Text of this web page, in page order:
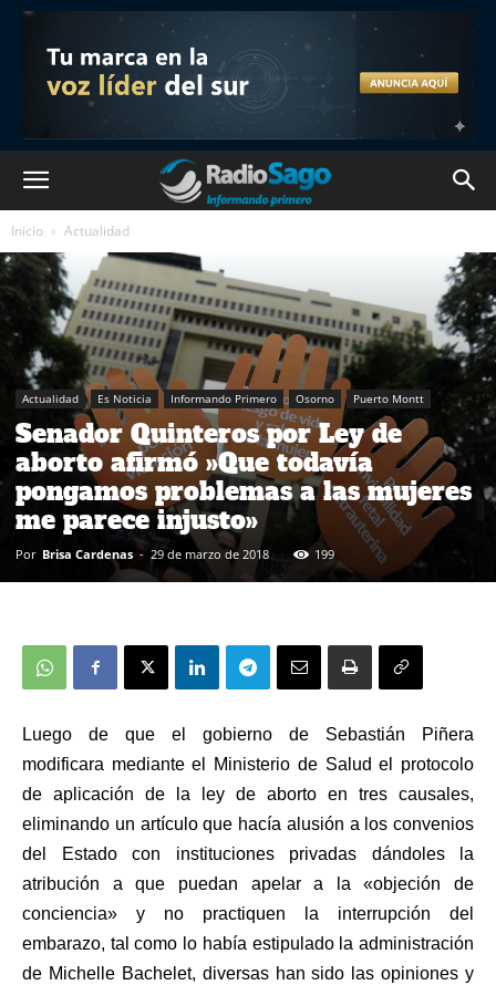
Inicio Actualidad
Actualidad Es Noticia Informando Primero Osorno Puerto Montt
Senador Quinteros por Ley de
aborto afirmó »Que todavía
pongamos problemas a las mujeres
me parece injusto»
Por Brisa Cardenas - 29 de marzo de 2018 199
Luego de que el gobierno de Sebastián Piñera
modificara mediante el Ministerio de Saludel protocolo
de aplicación de la
ley de aborto en tres causales,
eliminando un artículo que hacía alusión a los convenios
del Estado con instituciones privadas dándoles la
atribución a que puedan apelar a la «objeción de
conciencia» y no practiquen la interrupción del
embarazo, tal como lo había estipulado la administración
de Michelle Bachelet, diversas han sido las opiniones y